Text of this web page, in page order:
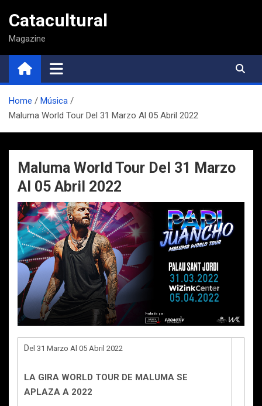
contenido
Catacultural
Magazine
Home
Música
Maluma World Tour Del 31 Marzo Al 05 Abril 2022
Maluma World Tour Del 31 Marzo
Al 05 Abril 2022
Del 31 Marzo Al 05 Abril 2022
LA GIRA WORLD TOUR DE MALUMA SE
APLAZA A 2022